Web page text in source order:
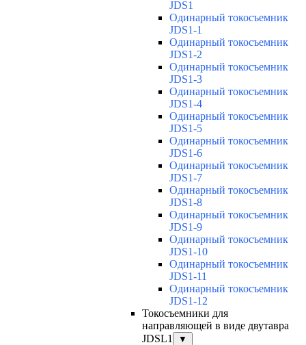
JDS1
Одинарный токосъемник
JDS1-1
Одинарный токосъемник
JDS1-2
Одинарный токосъемник
JDS1-3
Одинарный токосъемник
JDS1-4
Одинарный токосъемник
JDS1-5
Одинарный токосъемник
JDS1-6
Одинарный токосъемник
JDS1-7
Одинарный токосъемник
JDS1-8
Одинарный токосъемник
JDS1-9
Одинарный токосъемник
JDS1-10
Одинарный токосъемник
JDS1-11
Одинарный токосъемник
JDS1-12
Токосъемники для
направляющей в виде двутавра
JDSL1
▼